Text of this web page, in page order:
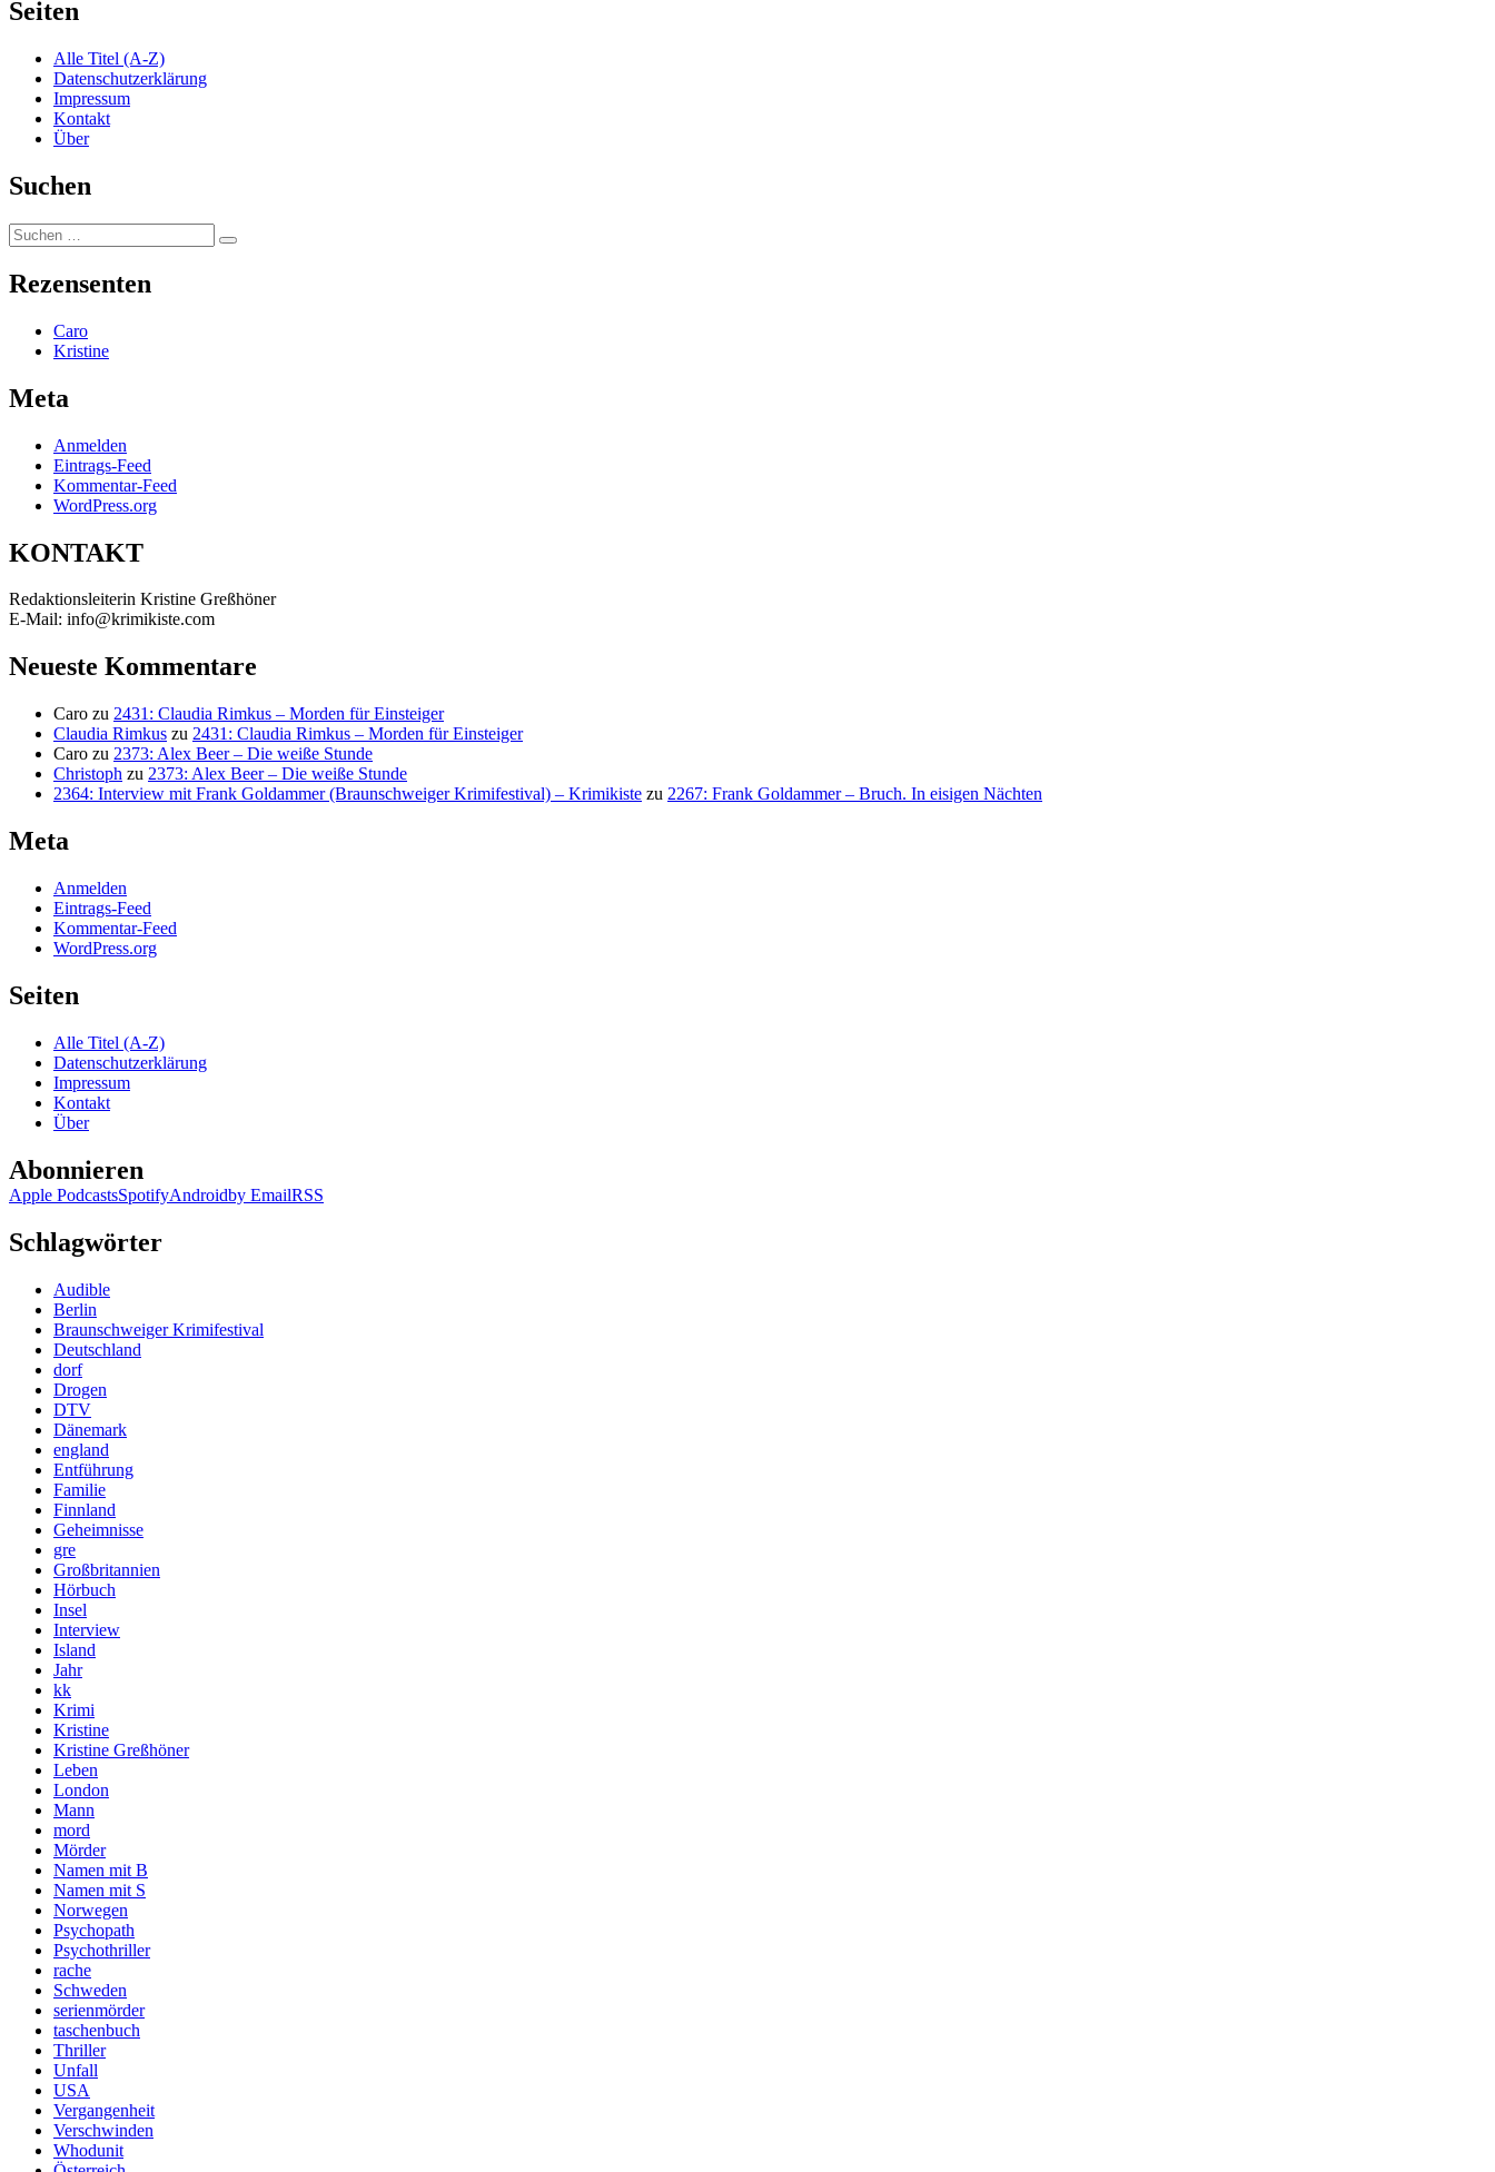
Seiten
Alle Titel (A-Z)
Datenschutzerklärung
Impressum
Kontakt
Über
Suchen
Suchen
nach:
Suchen
Rezensenten
Caro
Kristine
Meta
Anmelden
Eintrags-Feed
Kommentar-Feed
WordPress.org
KONTAKT
Redaktionsleiterin Kristine Greßhöner
E-Mail: info@krimikiste.com
Neueste Kommentare
Caro zu 2431: Claudia Rimkus – Morden für Einsteiger
Claudia Rimkus zu 2431: Claudia Rimkus – Morden für Einsteiger
Caro zu 2373: Alex Beer – Die weiße Stunde
Christoph zu 2373: Alex Beer – Die weiße Stunde
2364: Interview mit Frank Goldammer (Braunschweiger Krimifestival) – Krimikiste zu 2267: Frank Goldammer – Bruch. In eisigen Nächten
Meta
Anmelden
Eintrags-Feed
Kommentar-Feed
WordPress.org
Seiten
Alle Titel (A-Z)
Datenschutzerklärung
Impressum
Kontakt
Über
Abonnieren
Apple PodcastsSpotifyAndroidby EmailRSS
Schlagwörter
Audible
Berlin
Braunschweiger Krimifestival
Deutschland
dorf
Drogen
DTV
Dänemark
england
Entführung
Familie
Finnland
Geheimnisse
gre
Großbritannien
Hörbuch
Insel
Interview
Island
Jahr
kk
Krimi
Kristine
Kristine Greßhöner
Leben
London
Mann
mord
Mörder
Namen mit B
Namen mit S
Norwegen
Psychopath
Psychothriller
rache
Schweden
serienmörder
taschenbuch
Thriller
Unfall
USA
Vergangenheit
Verschwinden
Whodunit